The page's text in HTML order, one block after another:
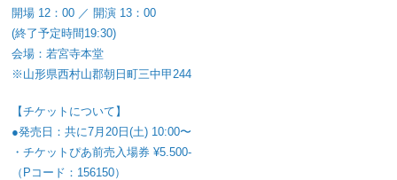
開場 12：00 ／ 開演 13：00
(終了予定時間19:30)
会場：若宮寺本堂
※山形県西村山郡朝日町三中甲244
【チケットについて】
●発売日：共に7月20日(土) 10:00〜
・チケットぴあ前売入場券 ¥5.500-
（Pコード：156150）